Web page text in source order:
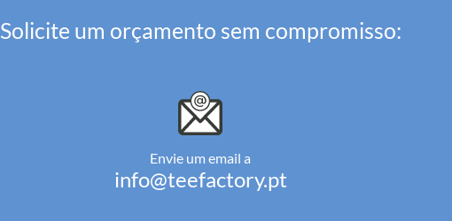
Solicite um orçamento sem compromisso:
Envie um email a
info@teefactory.pt